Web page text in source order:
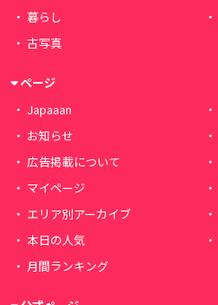
暮らし
古写真
ページ
Japaaan
お知らせ
広告掲載について
マイページ
エリア別アーカイブ
本日の人気
月間ランキング